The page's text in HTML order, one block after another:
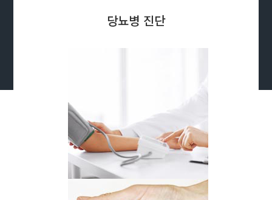
당뇨병 진단